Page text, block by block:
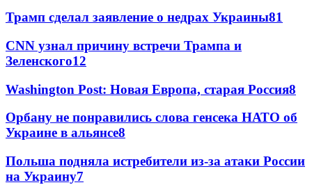
Трамп сделал заявление о недрах Украины81
CNN узнал причину встречи Трампа и
Зеленского12
Washington Post: Новая Европа, старая Россия8
Орбану не понравились слова генсека НАТО об
Украине в альянсе8
Польша подняла истребители из-за атаки России
на Украину7